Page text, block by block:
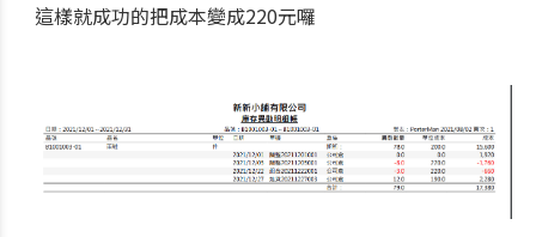
這樣就成功的把成本變成220元囉